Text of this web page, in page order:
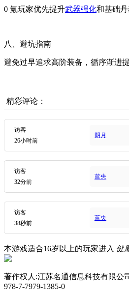
0 氪玩家优先提升武器强化和基础
八、避坑指南
避免过早追求高阶装备，循序渐进
精彩评论：
访客
26小时前
阴月
访客
32分前
蓝央
访客
38秒前
蓝央
本游戏适合16岁以上的玩家进入 健
著作权人:江苏名通信息科技有限公
978-7-7979-1385-0